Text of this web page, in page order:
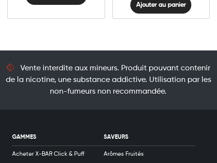
Ajouter au panier
Vente interdite aux mineurs. Produit pouvant contenir
de la nicotine, une substance addictive. Utilisation par les
non-fumeurs non recommandée.
GAMMES
Acheter X-BAR Click & Puff
SAVEURS
Arômes Fruités